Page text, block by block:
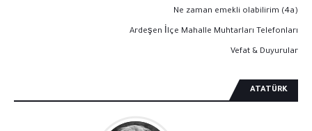
Ne zaman emekli olabilirim (4a)
Ardeşen İlçe Mahalle Muhtarları Telefonları
Vefat & Duyurular
ATATÜRK